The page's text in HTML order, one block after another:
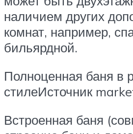
наличием других
комнат, например,
бильярдной.
Полноценная баня в
стилеИсточник
Встроенная баня